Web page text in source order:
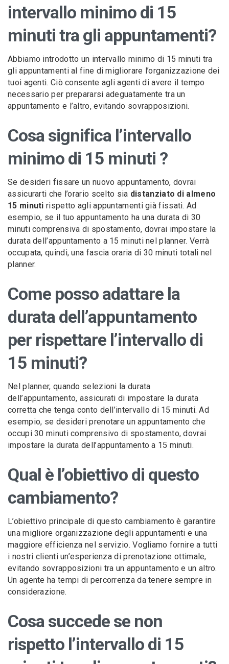
intervallo minimo di 15
minuti tra gli appuntamenti?
Abbiamo introdotto un intervallo minimo di 15 minuti tra
gli appuntamenti al fine di migliorare l’organizzazione dei
tuoi agenti. Ciò consente agli agenti di avere il tempo
necessario per prepararsi adeguatamente tra un
appuntamento e l’altro, evitando sovrapposizioni.
Cosa significa l’intervallo
minimo di 15 minuti ?
Se desideri fissare un nuovo appuntamento, dovrai
assicurarti che l’orario scelto sia distanziato di almeno
15 minuti rispetto agli appuntamenti già fissati. Ad
esempio, se il tuo appuntamento ha una durata di 30
minuti comprensiva di spostamento, dovrai impostare la
durata dell’appuntamento a 15 minuti nel planner. Verrà
occupata, quindi, una fascia oraria di 30 minuti totali nel
planner.
Come posso adattare la
durata dell’appuntamento
per rispettare l’intervallo di
15 minuti?
Nel planner, quando selezioni la durata
dell’appuntamento, assicurati di impostare la durata
corretta che tenga conto dell’intervallo di 15 minuti. Ad
esempio, se desideri prenotare un appuntamento che
occupi 30 minuti comprensivo di spostamento, dovrai
impostare la durata dell’appuntamento a 15 minuti.
Qual è l’obiettivo di questo
cambiamento?
L’obiettivo principale di questo cambiamento è garantire
una migliore organizzazione degli appuntamenti e una
maggiore efficienza nel servizio. Vogliamo fornire a tutti
i nostri clienti un’esperienza di prenotazione ottimale,
evitando sovrapposizioni tra un appuntamento e un altro.
Un agente ha tempi di percorrenza da tenere sempre in
considerazione.
Cosa succede se non
rispetto l’intervallo di 15